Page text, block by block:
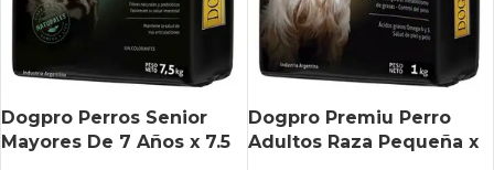
Dogpro Perros Senior
Mayores De 7 Años x 7.5
Dogpro Premiu Perro
Adultos Raza Pequeña x